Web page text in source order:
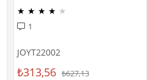
★ ★ ★ ★ ★
1
JOYT22002
₺313,56 ₺627,13